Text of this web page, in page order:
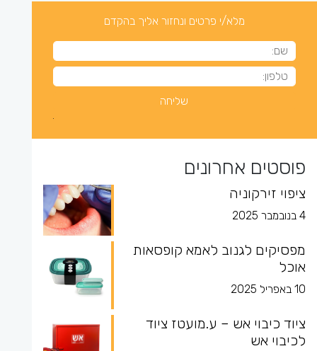
מלא/י פרטים ונחזור אליך בהקדם
פוסטים אחרונים
ציפוי זירקוניה
4 בנובמבר 2025
מפסיקים לגנוב לאמא קופסאות
אוכל
10 באפריל 2025
ציוד כיבוי אש – ע.מועטז ציוד
לכיבוי אש